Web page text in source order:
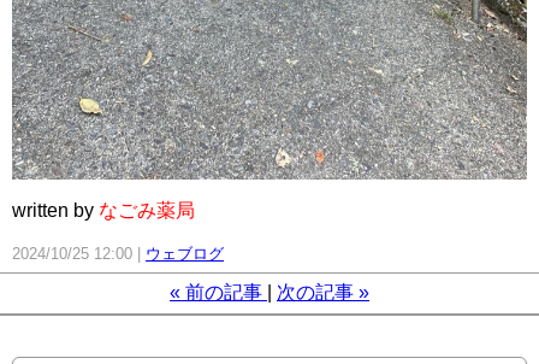
written by なごみ薬局
2024/10/25 12:00 ウェブログ
« 前の記事 次の記事 »